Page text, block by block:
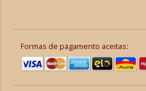
Formas de pagamento aceitas: